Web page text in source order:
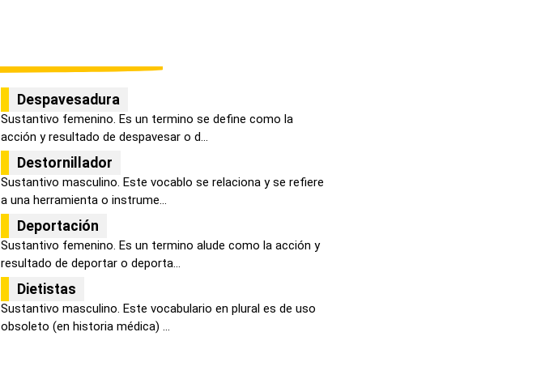
Despavesadura
Sustantivo femenino. Es un termino se define como la
acción y resultado de despavesar o d...
Destornillador
Sustantivo masculino. Este vocablo se relaciona y se refiere
a una herramienta o instrume...
Deportación
Sustantivo femenino. Es un termino alude como la acción y
resultado de deportar o deporta...
Dietistas
Sustantivo masculino. Este vocabulario en plural es de uso
obsoleto (en historia médica) ...